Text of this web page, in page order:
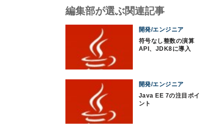
編集部が選ぶ関連記事
開発/エンジニア
符号なし整数の演算
API、JDK8に導入
開発/エンジニア
Java EE 7の注目ポイ
ント